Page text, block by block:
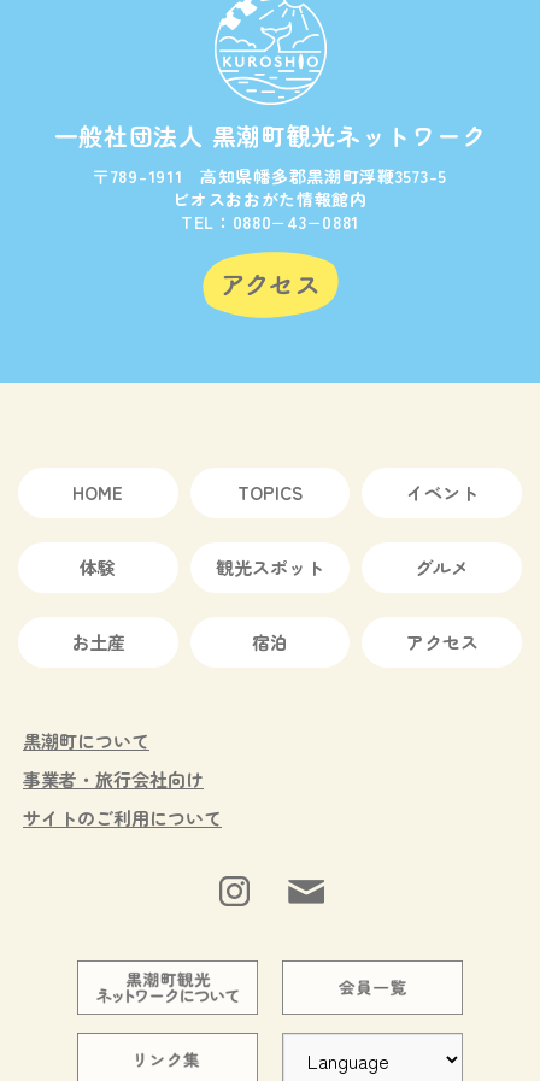
一般社団法人 黒潮町観光ネットワーク
〒789-1911 高知県幡多郡黒潮町浮鞭3573-5
ビオスおおがた情報館内
TEL：0880−43−0881
HOME TOPICS イベント
体験 観光スポット グルメ
お土産 宿泊 アクセス
黒潮町について
事業者・旅行会社向け
サイトのご利用について